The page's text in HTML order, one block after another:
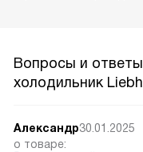
Вопросы и
холодильник
Александр30.01.2025
о товаре: